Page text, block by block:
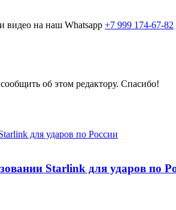
видео на наш Whatsapp +7 999 174-67-82
об этом редактору. Спасибо!
Starlink для ударов по